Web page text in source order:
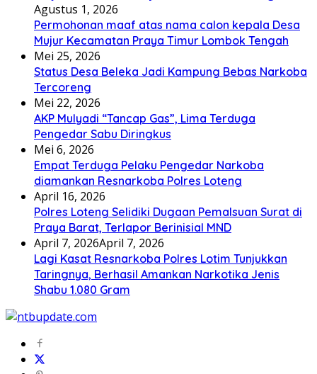
Agustus 1, 2026
Permohonan maaf atas nama calon kepala Desa
Mujur Kecamatan Praya Timur Lombok Tengah
Mei 25, 2026
Status Desa Beleka Jadi ‎Kampung Bebas Narkoba
Tercoreng
Mei 22, 2026
AKP Mulyadi “Tancap Gas”, Lima Terduga
Pengedar Sabu Diringkus
Mei 6, 2026
Empat Terduga Pelaku Pengedar Narkoba
diamankan Resnarkoba Polres Loteng
April 16, 2026
Polres Loteng Selidiki Dugaan Pemalsuan Surat di
Praya Barat, Terlapor Berinisial MND
April 7, 2026April 7, 2026
Lagi Kasat Resnarkoba Polres Lotim Tunjukkan
Taringnya, Berhasil Amankan Narkotika Jenis
Shabu 1.080 Gram